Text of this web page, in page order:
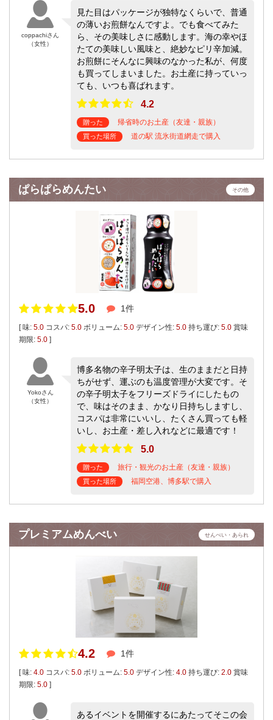
coppachiさん
（女性）
見た目はパッケージが独特なくらいで、普通
の薄いお煎餅なんですよ。でも食べてみた
ら、その美味しさに感動します。海の幸やほ
たての美味しい風味と、絶妙なピリ辛加減。
お煎餅にそんなに興味のなかった私が、何度
も買ってしまいました。お土産に持っていっ
ても、いつも喜ばれます。
4.2
贈った 帰省時のお土産（友達・親族）
買った場所 道の駅 流氷街道網走で購入
ぱらぱらめんたい その他
5.0 1件
[ 味: 5.0 コスパ: 5.0 ボリューム: 5.0 デザイン性: 5.0 持ち運び: 5.0 賞味
期限: 5.0 ]
Yokoさん
（女性）
博多名物の辛子明太子は、生のままだと日持
ちがせず、運ぶのも温度管理が大変です。そ
の辛子明太子をフリーズドライにしたもの
で、味はそのまま、かなり日持ちしますし、
コスパは非常にいいし、たくさん買っても軽
いし、お土産・差し入れなどに最適です！
5.0
贈った 旅行・観光のお土産（友達・親族）
買った場所 福岡空港、博多駅で購入
プレミアムめんべい せんべい・あられ
4.2 1件
[ 味: 4.0 コスパ: 5.0 ボリューム: 5.0 デザイン性: 4.0 持ち運び: 2.0 賞味
期限: 5.0 ]
あるイベントを開催するにあたってそこの会